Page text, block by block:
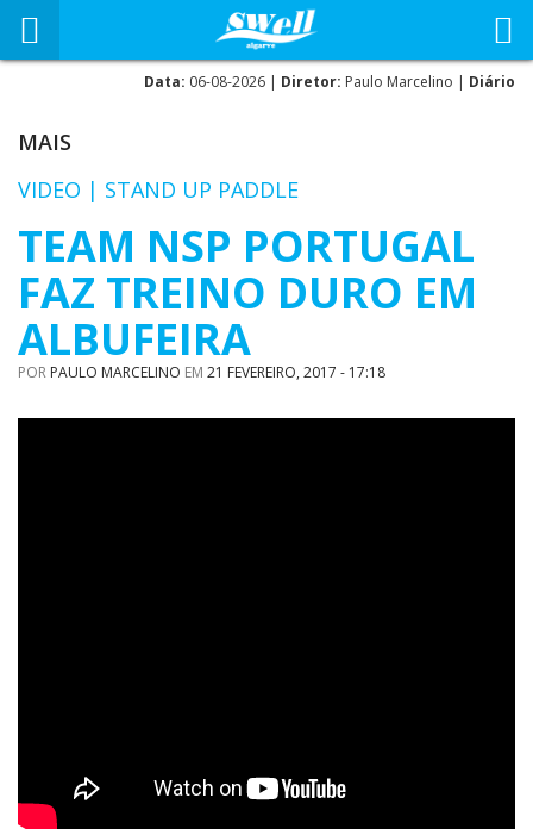
Data: 06-08-2026 | Diretor: Paulo Marcelino | Diário
MAIS
VIDEO | STAND UP PADDLE
TEAM NSP PORTUGAL
FAZ TREINO DURO EM
ALBUFEIRA
POR PAULO MARCELINO EM 21 FEVEREIRO, 2017 - 17:18